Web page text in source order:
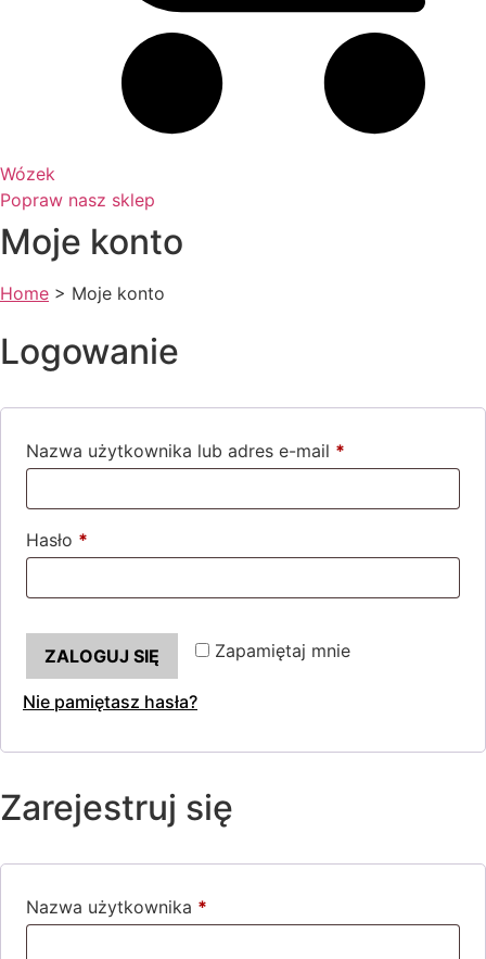
Wózek
Popraw nasz sklep
Moje konto
Home > Moje konto
Logowanie
Nazwa użytkownika lub adres e-mail *
Hasło *
Zapamiętaj mnie
ZALOGUJ SIĘ
Nie pamiętasz hasła?
Zarejestruj się
Nazwa użytkownika *